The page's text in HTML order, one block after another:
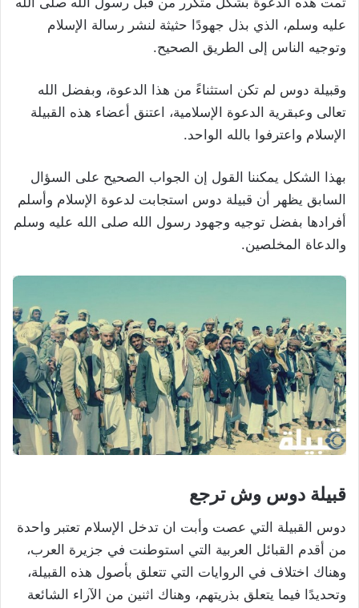
عليه وسلم، الذي بذل جهودًا حثيثة لنشر رسالة الإسلام
وتوجيه الناس إلى الطريق الصحيح.
وقبيلة دوس لم تكن استثناءً من هذا الدعوة، وبفضل الله
تعالى وعبقرية الدعوة الإسلامية، اعتنق أعضاء هذه القبيلة
الإسلام واعترفوا بالله الواحد.
بهذا الشكل يمكننا القول إن الجواب الصحيح على السؤال
السابق يظهر أن قبيلة دوس استجابت لدعوة الإسلام وأسلم
أفرادها بفضل توجيه وجهود رسول الله صلى الله عليه وسلم
والدعاة المخلصين.
قبيلة دوس وش ترجع
دوس القبيلة التي عصت وأبت ان تدخل الإسلام تعتبر واحدة
من أقدم القبائل العربية التي استوطنت في جزيرة العرب،
وهناك اختلاف في الروايات التي تتعلق بأصول هذه القبيلة،
وتحديدًا فيما يتعلق بذريتهم، وهناك اثنين من الآراء الشائعة